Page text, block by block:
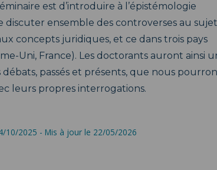
est d’introduire à l’épistémologie
discuter ensemble des controverses au
concepts juridiques, et ce dans trois pays
Uni, France). Les doctorants auront ainsi
passés et présents, que nous
leurs propres interrogations.
10/2025 - Mis à jour le 22/05/2026